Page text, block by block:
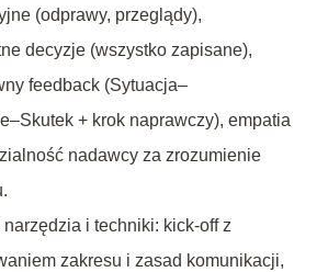
(odprawy, przeglądy),
decyzje (wszystko zapisane),
feedback (Sytuacja–
+ krok naprawczy), empatia
nadawcy za zrozumienie
narzędzia i techniki: kick-off z
zakresu i zasad komunikacji,